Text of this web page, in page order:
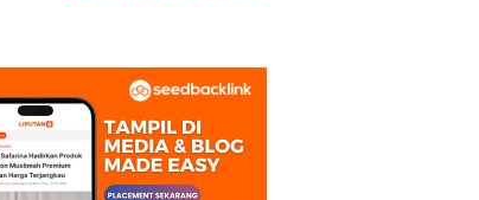
Asuransi Jiwa